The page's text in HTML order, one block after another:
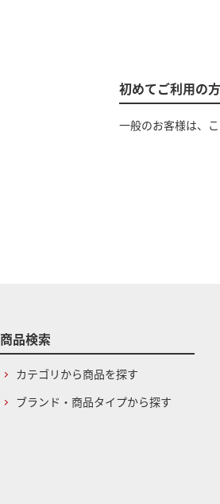
初めてご利用の方
一般のお客様は、
商品検索
カテゴリから商品を探す
ブランド・商品タイプから探す